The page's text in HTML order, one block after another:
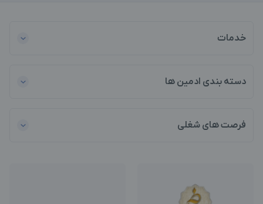
خدمات
دسته بندی ادمین ها
فرصت های شغلی